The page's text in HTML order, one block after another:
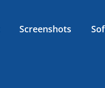
Screenshots